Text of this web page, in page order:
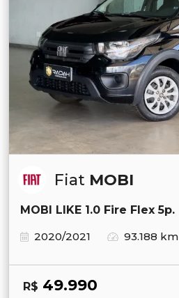
Fiat MOBI
MOBI LIKE 1.0 Fire Flex 5p.
2020/2021
93.188 km
R$ 49.990